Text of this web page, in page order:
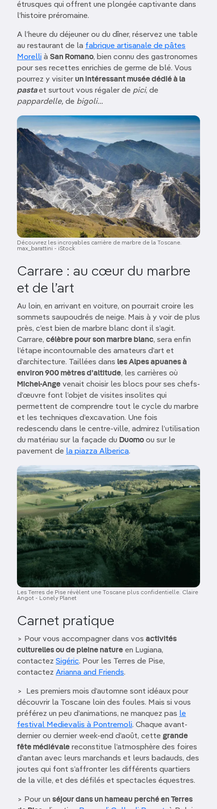
étrusques qui offrent une plongée captivante dans
l’histoire préromaine.
A l’heure du déjeuner ou du dîner, réservez une table
au restaurant de la fabrique artisanale de pâtes
Morelli à San Romano, bien connu des gastronomes
pour ses recettes enrichies de germe de blé. Vous
pourrez y visiter un intéressant musée dédié à la
pastaet surtout vous régaler de pici, de
pappardelle, de bigoli…
Image
Découvrez les incroyables carrière de marbre de la Toscane.
max_barattini - iStock
Carrare : au cœur du marbre
et de l’art
Au loin, en arrivant en voiture, on pourrait croire les
sommets saupoudrés de neige. Mais à y voir de plus
près, c’est bien de marbre blanc dont il s’agit.
Carrare, célèbre pour son marbre blanc, sera enfin
l’étape incontournable des amateurs d’art et
d’architecture. Taillées dans les Alpes apuanes à
environ 900 mètres d’altitude, les carrières où
Michel-Ange venait choisir les blocs pour ses chefs-
d’œuvre font l’objet de visites insolites qui
permettent de comprendre tout le cycle du marbre
et les techniques d’excavation. Une fois
redescendu dans le centre-ville, admirez l’utilisation
du matériau sur la façade du Duomo ou sur le
pavement de la piazza Alberica.
Image
Les Terres de Pise révèlent une Toscane plus confidentielle. Claire
Angot - Lonely Planet
Carnet pratique
> Pour vous accompagner dans vos activités
culturelles ou de pleine nature en Lugiana,
contactez Sigéric. Pour les Terres de Pise,
contactez Arianna and Friends.
> Les premiers mois d’automne sont idéaux pour
découvrir la Toscane loin des foules. Mais si vous
préférez un peu d’animations, ne manquez pas le
festival Medievalis à Pontremoli. Chaque avant-
dernier ou dernier week-end d’août, cette grande
fête médiévale reconstitue l’atmosphère des foires
d’antan avec leurs marchands et leurs badauds, des
joutes qui font s’affronter les différents quartiers
de la ville, et des défilés et spectacles équestres.
> Pour un séjour dans un hameau perché en Terres